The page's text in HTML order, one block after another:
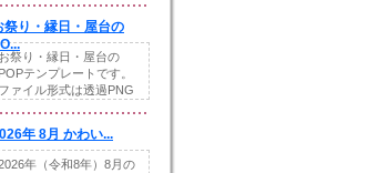
祭り・縁日・屋台の
お祭り・縁日・屋台の
POPテンプレートです。
ファイル形式は透過PNG
年 8月 かわい...
年（令和8年）8月の